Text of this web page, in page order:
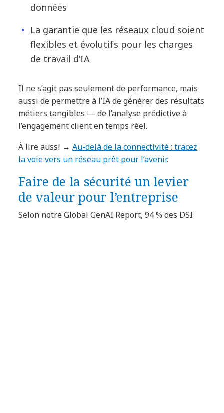
données
La garantie que les réseaux cloud soient
flexibles et évolutifs pour les charges
de travail d’IA
Il ne s’agit pas seulement de performance, mais
aussi de permettre à l’IA de générer des résultats
métiers tangibles — de l’analyse prédictive à
l’engagement client en temps réel.
À lire aussi →Au-delà de la connectivité : tracez
la voie vers un réseau prêt pour l’avenir.
Faire de la sécurité un levier
de valeur pour l’entreprise
Selon notre Global GenAI Report, 94 % des DSI